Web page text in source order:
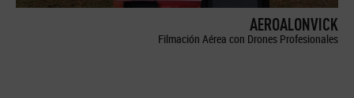
AEROALONVICK
Filmación Aérea con Drones Profesionales